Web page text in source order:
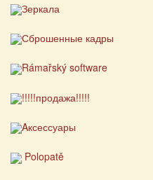
Зеркала
Сброшенные кадры
Rámařský software
!!!!!продажа!!!!!
Aксессуары
Polopatě